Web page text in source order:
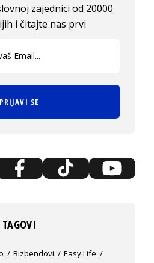
zajednici od 20000
i čitajte nas prvi
PRIJAVI SE
TAGOVI
Bizbendovi
Easy Life